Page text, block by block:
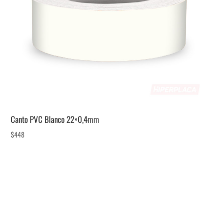
Canto PVC Blanco 22×0,4mm
$448